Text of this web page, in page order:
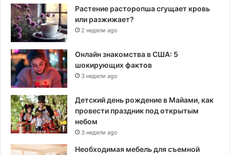
Растение расторопша сгущает кровь
или разжижает?
2 недели ago
Онлайн знакомства в США: 5
шокирующих фактов
3 недели ago
Детский день рождение в Майами, как
провести праздник под открытым
небом
3 недели ago
Необходимая мебель для съемной